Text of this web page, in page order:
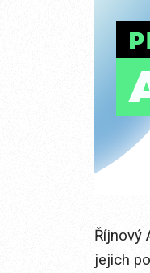
Říjnový
jejich